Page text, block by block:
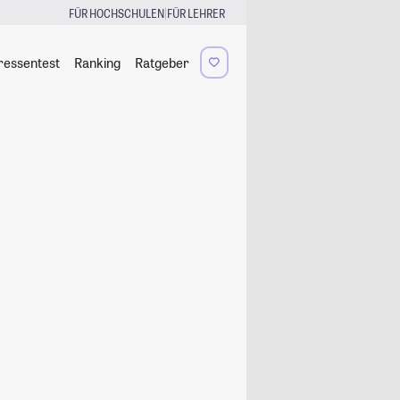
FÜR HOCHSCHULEN|FÜR LEHRER
Ranking Ratgeber